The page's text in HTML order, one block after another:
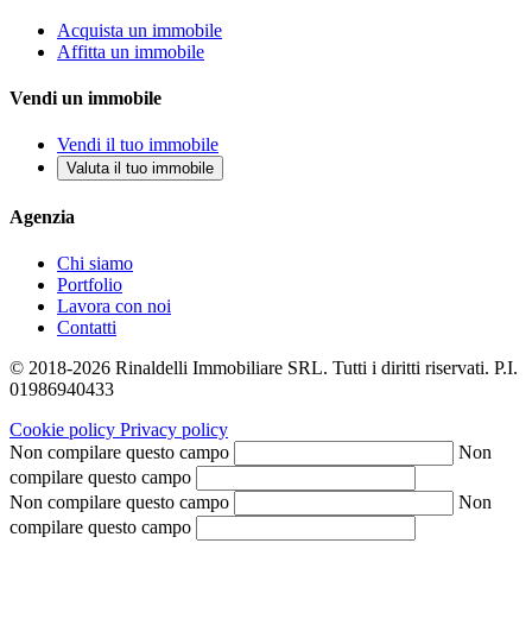
Acquista un immobile
Affitta un immobile
Vendi un immobile
Vendi il tuo immobile
Valuta il tuo immobile
Agenzia
Chi siamo
Portfolio
Lavora con noi
Contatti
© 2018-2026 Rinaldelli Immobiliare SRL. Tutti i diritti riservati. P.I.
01986940433
Cookie policy Privacy policy
Non compilare questo campo
Non
compilare questo campo
Non compilare questo campo
Non
compilare questo campo